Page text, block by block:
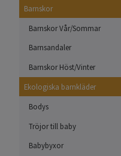
Barnskor
Barnskor Vår/Sommar
Barnsandaler
Barnskor Höst/Vinter
Ekologiska barnkläder
Bodys
Tröjor till baby
Babybyxor